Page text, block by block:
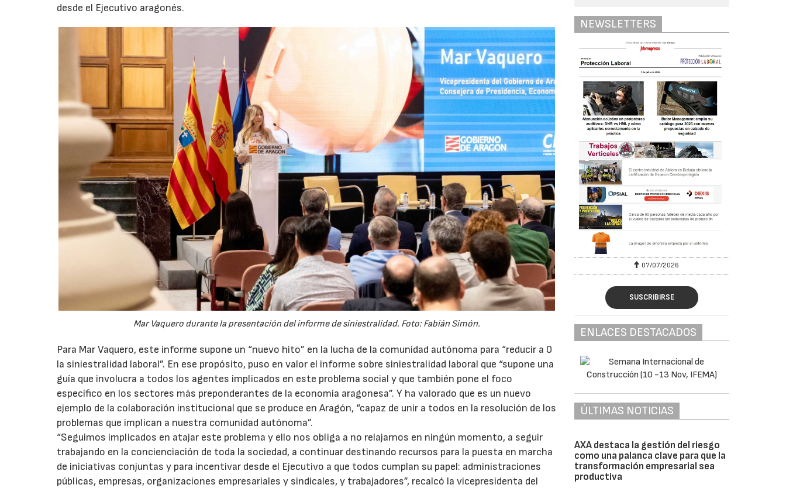
desde el Ejecutivo aragonés.
Mar Vaquero durante la presentación del informe de siniestralidad. Foto: Fabián Simón.
Para Mar Vaquero, este informe supone un “nuevo hito” en la lucha de la comunidad autónoma para “reducir a 0
la siniestralidad laboral”. En ese propósito, puso en valor el informe sobre siniestralidad laboral que “supone una
guía que involucra a todos los agentes implicados en este problema social y que también pone el foco
específico en los sectores más preponderantes de la economía aragonesa”. Y ha valorado que es un nuevo
ejemplo de la colaboración institucional que se produce en Aragón, “capaz de unir a todos en la resolución de los
problemas que implican a nuestra comunidad autónoma”.
“Seguimos implicados en atajar este problema y ello nos obliga a no relajarnos en ningún momento, a seguir
trabajando en la concienciación de toda la sociedad, a continuar destinando recursos para la puesta en marcha
de iniciativas conjuntas y para incentivar desde el Ejecutivo a que todos cumplan su papel: administraciones
públicas, empresas, organizaciones empresariales y sindicales, y trabajadores”, recalcó la vicepresidenta del
NEWSLETTERS
07/07/2026 21/07/2026 07/07/2026
SUSCRIBIRSE
ENLACES DESTACADOS
ÚLTIMAS NOTICIAS
AXA destaca la gestión del riesgo
como una palanca clave para que la
transformación empresarial sea
productiva